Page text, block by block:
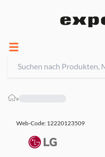
»
Web-Code: 12220123509